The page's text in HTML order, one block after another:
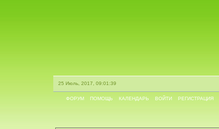
25 Июль, 2017, 09:01:39
ФОРУМ ПОМОЩЬ КАЛЕНДАРЬ ВОЙТИ РЕГИСТРАЦИЯ